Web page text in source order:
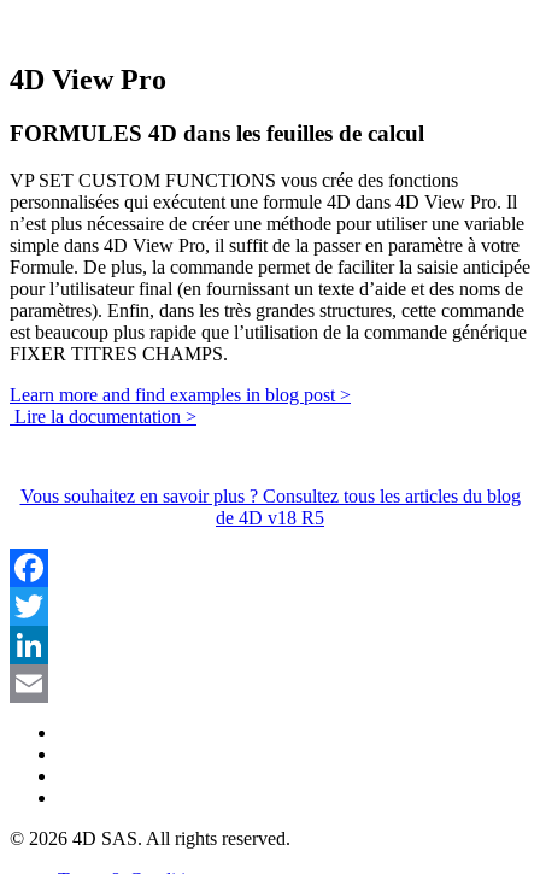
4D View Pro
FORMULES 4D dans les feuilles de calcul
VP SET CUSTOM FUNCTIONS vous crée des fonctions
personnalisées qui exécutent une formule 4D dans 4D View Pro. Il
n’est plus nécessaire de créer une méthode pour utiliser une variable
simple dans 4D View Pro, il suffit de la passer en paramètre à votre
Formule. De plus, la commande permet de faciliter la saisie anticipée
pour l’utilisateur final (en fournissant un texte d’aide et des noms de
paramètres). Enfin, dans les très grandes structures, cette commande
est beaucoup plus rapide que l’utilisation de la commande générique
FIXER TITRES CHAMPS.
Learn more and find examples in blog post >
Lire la documentation >
Vous souhaitez en savoir plus ? Consultez tous les articles du blog
de 4D v18 R5
Facebook
Twitter
LinkedIn
© 2026 4D SAS. All rights reserved.